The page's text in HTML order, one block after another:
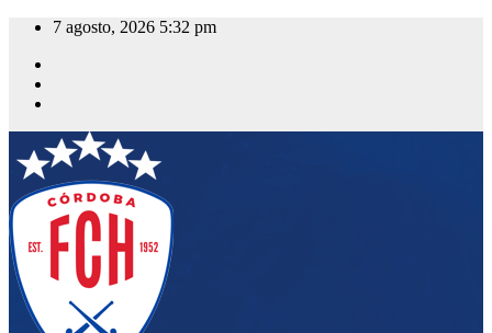
Saltar
contenido
7 agosto, 2026 5:32 pm